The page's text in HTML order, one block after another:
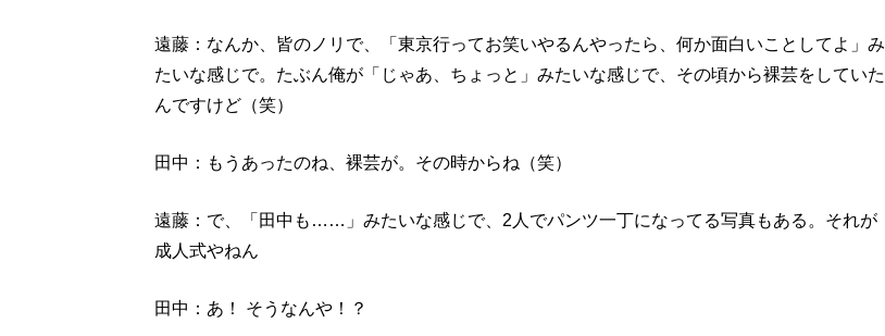
遠藤：なんか、皆のノリで、「東京行ってお笑いやるんやったら、何か面白いことしてよ」み
たいな感じで。たぶん俺が「じゃあ、ちょっと」みたいな感じで、その頃から裸芸をしていた
んですけど（笑）
田中：もうあったのね、裸芸が。その時からね（笑）
遠藤：で、「田中も……」みたいな感じで、2人でパンツ一丁になってる写真もある。それが
成人式やねん
田中：あ！ そうなんや！？